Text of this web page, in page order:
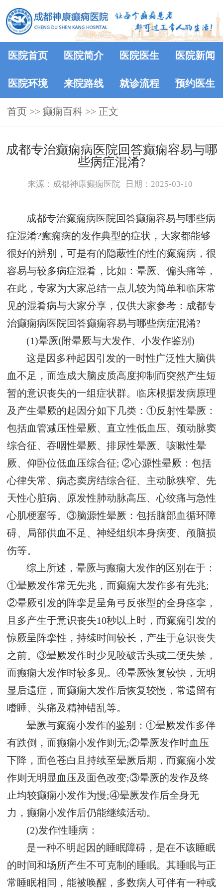
医院首页 医院简介 医院医生 医院新闻
医院环境 来院路线 就诊流程 预约医生
首页 >> 癫痫百科 >> 正文
成都专治癫痫病医院回答癫痫容易与哪
些病症混淆?
来源：成都神康癫痫医院 日期：2025-03-10
成都专治癫痫病医院回答癫痫容易与哪些病
症混淆?癫痫病的发作典型的症状，大家都能够
很好的辨别，可是有的隐蔽性的性的癫痫病，很
容易与较多病症混肴，比如：晕厥、偏头痛等，
在此，专家为大家总结一点儿较为简单和临床常
见的混肴病与大家分享，仅供大家参考：成都专
治癫痫病医院回答癫痫容易与哪些病症混淆?
(1)晕厥(附晕厥与大发作、小发作鉴别)
这是因多种起因引发的一时性广泛性大脑供
血不足，而造成大脑皮质高度抑制而突然产生短
暂的意识丧失的一组症状群。临床根据发病原理
及产生晕厥的起因分如下几类：①反射性晕厥：
包括血管减压性晕厥、直立性低血压、颈动脉窦
综合征、吞咽性晕厥、排尿性晕厥、咳嗽性晕
厥、仰卧位低血压综合征; ②心源性晕厥：包括
心律失常、病态窦房结综合征、主动脉狭窄、先
天性心脏病、原发性肺动脉高压、心绞痛与急性
心肌梗塞等。③脑源性晕厥：包括脑部血循环障
碍、局部供血不足、神经组织本身病变、颅脑损
伤等。
综上所述，晕厥与癫痫大发作的区别在于：
①晕厥发作常无先兆，而癫痫大发作多有先兆;
②晕厥引发的阵挛是呈角弓反张型的全身痉挛，
且多产生于意识丧失10秒以上时，而癫痫引发的
惊厥呈阵挛性，持续时间较长，产生于意识丧失
之前。③晕厥发作时少见咬破舌头或二便失禁，
而癫痫大发作时较多见。④晕厥恢复较快，无明
显后遗症，而癫痫大发作后恢复较慢，常遗留有
嗜睡、头痛及精神错乱等。
晕厥与癫痫小发作的鉴别：①晕厥发作多伴
有跌倒，而癫痫小发作则无;②晕厥发作时血压
下降，面色苍白且持续至晕厥后期，而癫痫小发
作则无明显血压及面色改变;③晕厥的发作及终
止均较癫痫小发作为慢;④晕厥发作后全身无
力，癫痫小发作后仍能继续活动。
(2)发作性睡病：
是一种不明起因的睡眠障碍，是在不该睡眠
的时间和场所产生不可克制的睡眠。其睡眠与正
常睡眠相同，能被唤醒，多数病人可伴有一种或